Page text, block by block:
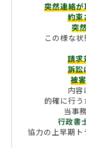
突然連絡
約束
突
この様な状
請求
訴訟
被
内
的確に行う
当事
行政書
協力の上早期ト